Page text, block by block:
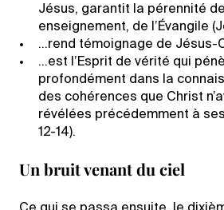
Jésus, garantit la pérennité
enseignement, de l’Évangile
…rend témoignage de Jésus-
…est l’Esprit de vérité qui
profondément dans la
des cohérences que Christ
révélées précédemment à
12-14).
Un bruit venant du ciel